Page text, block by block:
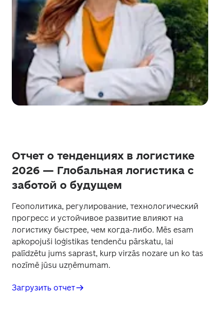
Отчет о тенденциях в логистике
2026 — Глобальная логистика с
заботой о будущем
Геополитика, регулирование, технологический
прогресс и устойчивое развитие влияют на
логистику быстрее, чем когда-либо. Mēs esam
apkopojuši loģistikas tendenču pārskatu, lai
palīdzētu jums saprast, kurp virzās nozare un ko tas
nozīmē jūsu uzņēmumam.
Загрузить отчет